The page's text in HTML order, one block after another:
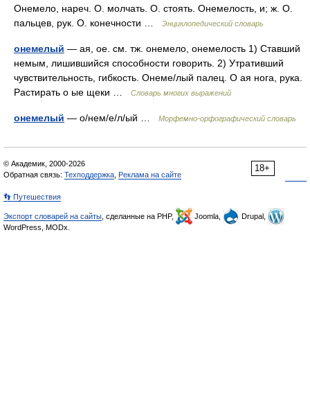
Онемело, нареч. О. молчать. О. стоять. Онемелость, и; ж. О.
пальцев, рук. О. конечности …
Энциклопедический словарь
онемелый — ая, ое. см. тж. онемело, онемелость 1) Ставший
немым, лишившийся способности говорить. 2) Утративший
чувствительность, гибкость. Онеме/лый палец. О ая нога, рука.
Растирать о ые щеки …
Словарь многих выражений
онемелый — о/нем/е/л/ый … Морфемно-орфографический словарь
18+
© Академик, 2000-2026
Обратная связь: Техподдержка Реклама на сайте
👣 Путешествия
Экспорт словарей на сайты , сделанные на PHP, Joomla,
Drupal,
WordPress, MODx.